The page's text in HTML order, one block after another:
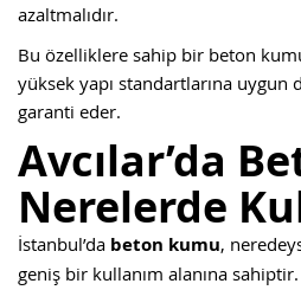
azaltmalıdır.
Bu özelliklere sahip bir beton
yüksek yapı standartlarına uygun
garanti eder.
Avcılar’da
Nerelerde
İstanbul’da beton kumu,
geniş bir kullanım alanına